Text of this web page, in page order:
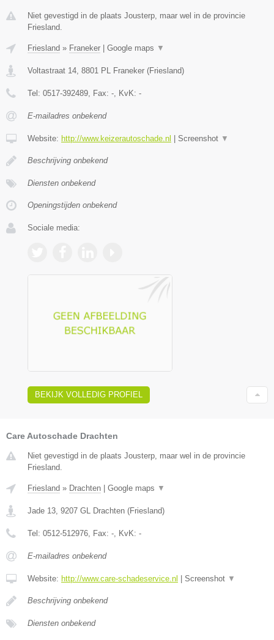
Niet gevestigd in de plaats Jousterp, maar wel in de provincie
Friesland.
Friesland » Franeker Google maps ▼
Voltastraat 14, 8801 PL Franeker (Friesland)
Tel: 0517-392489, Fax: -, KvK: -
E-mailadres onbekend
Website: http://www.keizerautoschade.nl Screenshot ▼
Beschrijving onbekend
Diensten onbekend
Openingstijden onbekend
Sociale media:
BEKIJK VOLLEDIG PROFIEL
Care Autoschade Drachten
Niet gevestigd in de plaats Jousterp, maar wel in de provincie
Friesland.
Friesland » Drachten Google maps ▼
Jade 13, 9207 GL Drachten (Friesland)
Tel: 0512-512976, Fax: -, KvK: -
E-mailadres onbekend
Website: http://www.care-schadeservice.nl Screenshot ▼
Beschrijving onbekend
Diensten onbekend